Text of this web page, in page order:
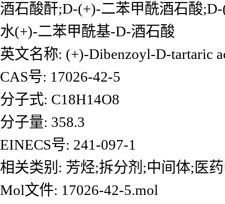
酒石酸酐;D-(+)-二苯甲酰酒石酸
水(+)-二苯甲酰基-D-酒石酸
英文名称: (+)-Dibenzoyl-D-tartaric
CAS号: 17026-42-5
分子式: C18H14O8
分子量: 358.3
EINECS号: 241-097-1
相关类别: 芳烃;拆分剂;中间体;医
Mol文件: 17026-42-5.mol